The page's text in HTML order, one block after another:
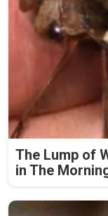
The Lump of
in The